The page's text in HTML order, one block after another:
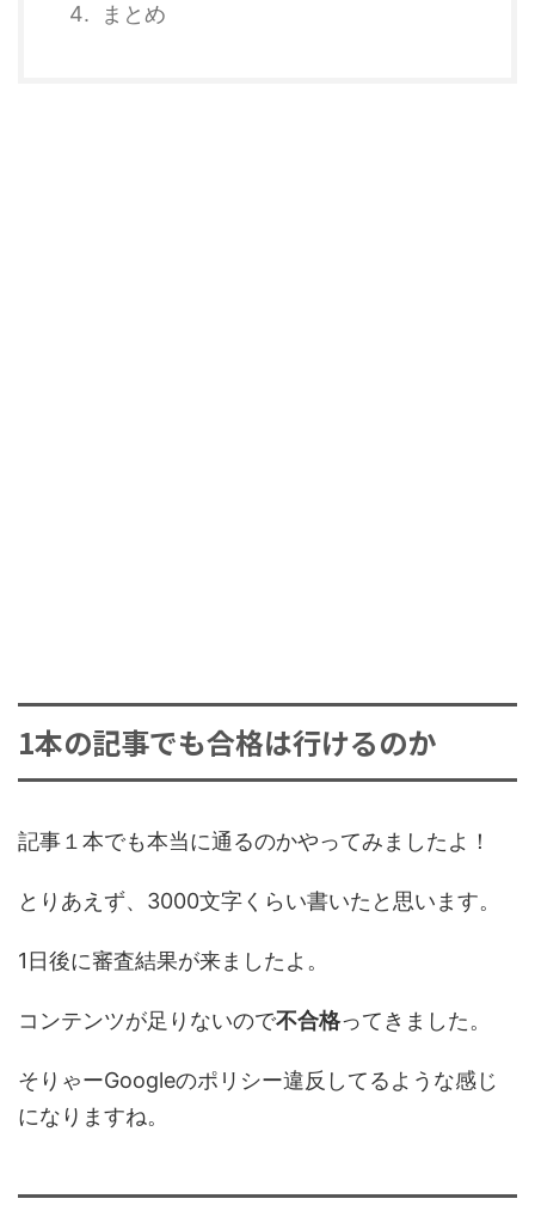
まとめ
1本の記事でも合格は行けるのか
記事１本でも本当に通るのかやってみましたよ！
とりあえず、3000文字くらい書いたと思います。
1日後に審査結果が来ましたよ。
コンテンツが足りないので不合格ってきました。
そりゃーGoogleのポリシー違反してるような感じ
になりますね。